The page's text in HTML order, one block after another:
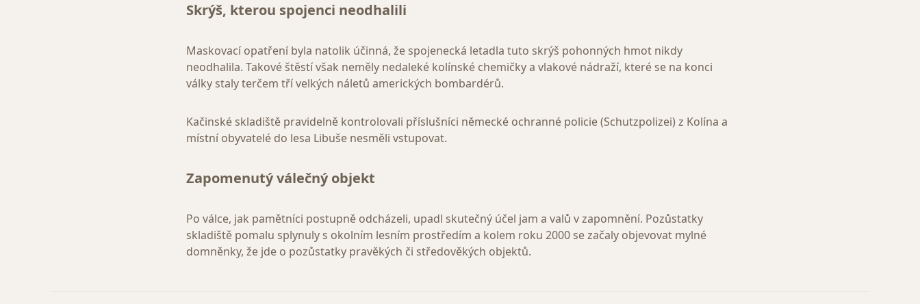
Skrýš, kterou spojenci neodhalili
Maskovací opatření byla natolik účinná, že spojenecká letadla tuto skrýš pohonných hmot nikdy
neodhalila. Takové štěstí však neměly nedaleké kolínské chemičky a vlakové nádraží, které se na konci
války staly terčem tří velkých náletů amerických bombardérů.
Kačinské skladiště pravidelně kontrolovali příslušníci německé ochranné policie (Schutzpolizei) z Kolína a
místní obyvatelé do lesa Libuše nesměli vstupovat.
Zapomenutý válečný objekt
Po válce, jak pamětníci postupně odcházeli, upadl skutečný účel jam a valů v zapomnění. Pozůstatky
skladiště pomalu splynuly s okolním lesním prostředím a kolem roku 2000 se začaly objevovat mylné
domněnky, že jde o pozůstatky pravěkých či středověkých objektů.